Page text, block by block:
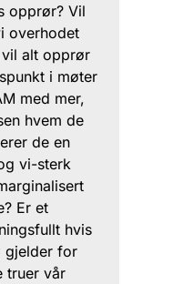
opprør? Vil
overhodet
alt opprør
i møter
med mer,
hvem de
de en
vi-sterk
Er et
hvis
gjelder for
truer vår